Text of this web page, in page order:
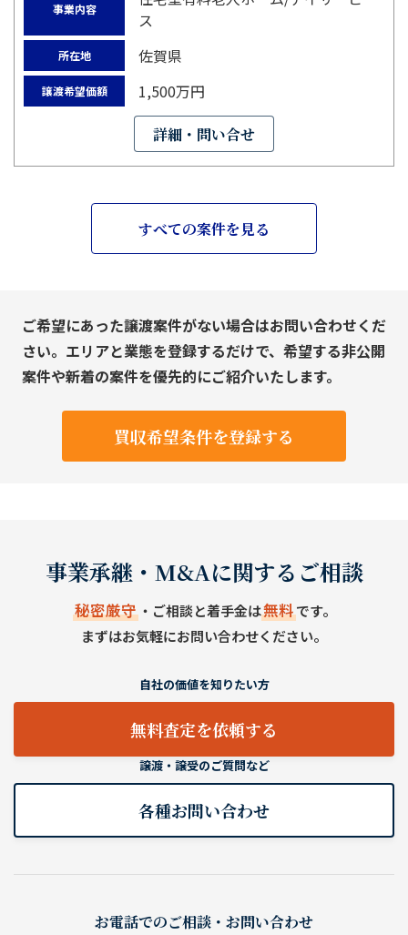
事業内容
ス
所在地 佐賀県
譲渡希望価額 1,500万円
詳細・問い合せ
すべての案件を見る
ご希望にあった譲渡案件がない場合はお問い合わせくだ
さい。エリアと業態を登録するだけで、希望する非公開
案件や新着の案件を優先的にご紹介いたします。
買収希望条件を登録する
事業承継・M&Aに関するご相談
秘密厳守・ご相談と着手金は無料です。
まずはお気軽にお問い合わせください。
自社の価値を知りたい方
無料査定を依頼する
譲渡・譲受のご質問など
各種お問い合わせ
お電話でのご相談・お問い合わせ